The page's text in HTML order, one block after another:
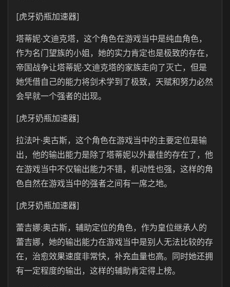
[虎牙奶瓶加速器]
塔蒂妮·文迪克塔，这个角色在游戏当中是纯血角色，
作为名门望族的小姐，她的实力肯定也是极致的存在，
帝国战争让塔蒂妮·文迪克塔的家族走向了灭亡，但是
她凭借自己的能力将剑术学到了极致，天赋和努力必然
会早就一个强者的出现。
[虎牙奶瓶加速器]
拉法叶·奥古斯，这个角色在游戏当中的主要定位是输
出，他的输出能力是除了塔蒂妮以外最佳的存在了，他
在游戏当中不仅输出能力不错，机动性也强，这样的角
色自然在游戏当中的强者之间有一席之地。
[虎牙奶瓶加速器]
蕾吉娜:奥古斯，辅助定位的角色，作为皇位继承人的
蕾吉娜，她的输出能力在游戏当中是别人无法比较的存
在，治愈效果速度非常快，补充血量也高。同时她还拥
有一定程度的输出，这样的辅助肯定得上榜。